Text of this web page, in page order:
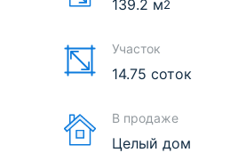
139.2 м2
Участок
14.75 соток
В продаже
Целый дом